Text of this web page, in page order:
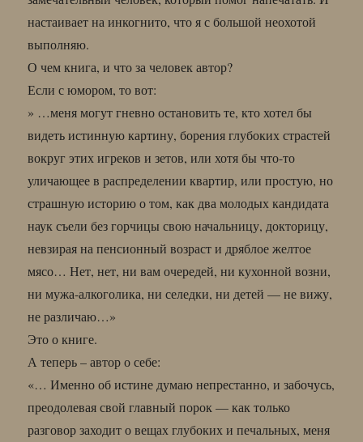
настаивает на инкогнито, что я с большой неохотой
выполняю.
О чем книга, и что за человек автор?
Если с юмором, то вот:
» …меня могут гневно остановить те, кто хотел бы
видеть истинную картину, борения глубоких страстей
вокруг этих игреков и зетов, или хотя бы что-то
уличающее в распределении квартир, или простую, но
страшную историю о том, как два молодых кандидата
наук съели без горчицы свою начальницу, докторицу,
невзирая на пенсионный возраст и дряблое желтое
мясо… Нет, нет, ни вам очередей, ни кухонной возни,
ни мужа-алкоголика, ни селедки, ни детей — не вижу,
не различаю…»
Это о книге.
А теперь – автор о себе:
«… Именно об истине думаю непрестанно, и забочусь,
преодолевая свой главный порок — как только
разговор заходит о вещах глубоких и печальных, меня